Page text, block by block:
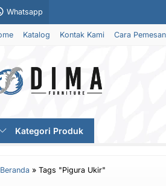
Whatsapp
Katalog Kontak Kami Cara
Kategori Produk
Beranda » Tags "Pigura Ukir"